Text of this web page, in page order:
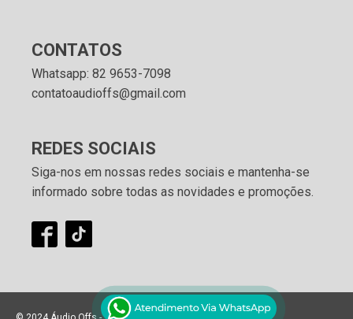
CONTATOS
Whatsapp: 82 9653-7098
contatoaudioffs@gmail.com
REDES SOCIAIS
Siga-nos em nossas redes sociais e mantenha-se
informado sobre todas as novidades e promoções.